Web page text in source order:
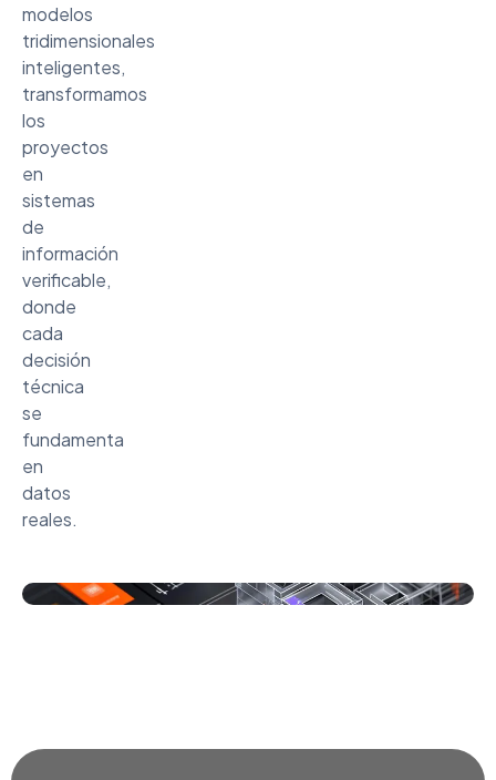
modelos
tridimensionales
inteligentes,
transformamos
los
proyectos
en
sistemas
de
información
verificable,
donde
cada
decisión
técnica
se
fundamenta
en
datos
reales.